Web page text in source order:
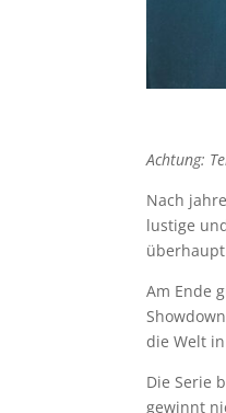
Achtung:
Nach
lustige
Am Ende
die Welt
Die Serie
gewinnt